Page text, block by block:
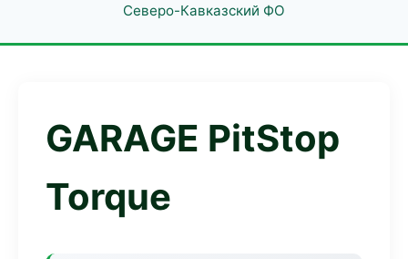
Северо-Кавказский ФО
GARAGE PitStop
Torque